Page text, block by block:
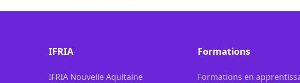
IFRIA
IFRIA Nouvelle Aquitaine
Formations
Formations en